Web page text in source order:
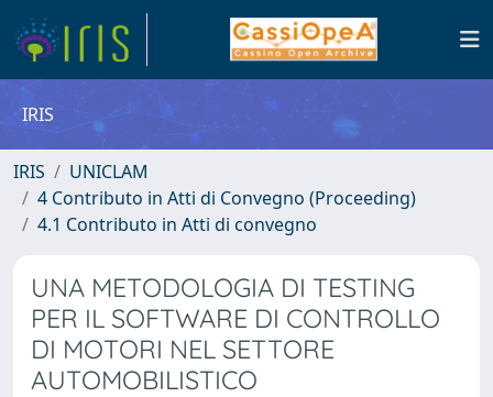
IRIS
IRIS
UNICLAM
4 Contributo in Atti di Convegno (Proceeding)
4.1 Contributo in Atti di convegno
UNA METODOLOGIA DI TESTING
PER IL SOFTWARE DI CONTROLLO
DI MOTORI NEL SETTORE
AUTOMOBILISTICO